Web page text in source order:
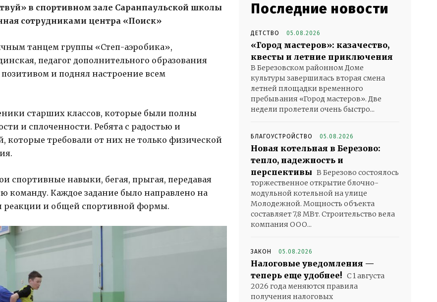
в спортивном зале Саранпаульской школы
сотрудниками центра «Поиск»
танцем группы «Степ-аэробика»,
педагог дополнительного образования
и поднял настроение всем
старших классов, которые были полны
и сплоченности. Ребята с радостью и
которые требовали от них не только физической
спортивные навыки, бегая, прыгая, передавая
команду. Каждое задание было направлено на
реакции и общей спортивной формы.
Последние новости
ДЕТСТВО 05.08.2026
«Город мастеров»: казачество,
квесты и летние приключения
В Березовском районном Доме
культуры завершилась вторая смена
летней площадки временного
пребывания «Город мастеров». Две
недели пролетели очень быстро...
БЛАГОУСТРОЙСТВО 05.08.2026
Новая котельная в Березово:
тепло, надежность и
перспективы В Березово состоялось
торжественное открытие блочно-
модульной котельной на улице
Молодежной. Мощность объекта
составляет 7,8 МВт. Строительство вела
компания ООО...
ЗАКОН 05.08.2026
Налоговые уведомления —
теперь еще удобнее! С 1 августа
2026 года меняются правила
получения налоговых